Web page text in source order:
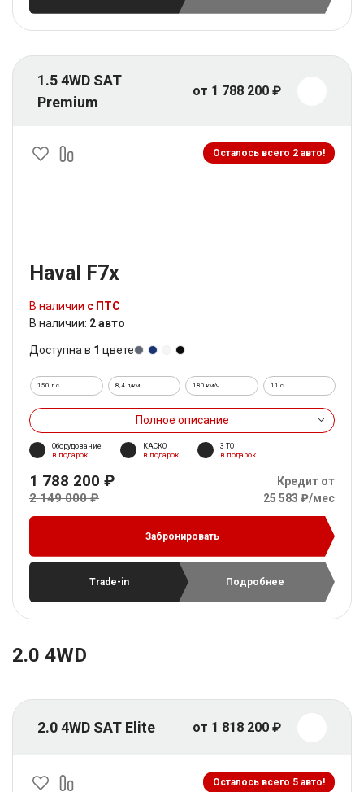
1.5 4WD SAT
Premium
от 1 788 200 ₽
Осталось всего 2 авто!
Haval F7x
В наличии с ПТС
В наличии: 2 авто
Доступна в 1 цвете
150 л.с. 8,4 л/км 180 км/ч 11 c.
Полное описание
Оборудование
в подарок
КАСКО
в подарок
3 ТО
в подарок
1 788 200 ₽
2 149 000 ₽
Кредит от
25 583 ₽/мес
Забронировать
Trade-in Подробнее
2.0 4WD
2.0 4WD SAT Elite от 1 818 200 ₽
Осталось всего 5 авто!